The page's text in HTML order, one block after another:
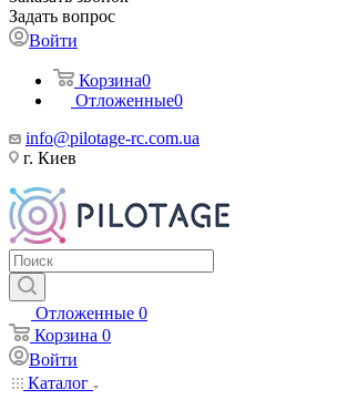
Задать вопрос
Войти
Корзина0
Отложенные0
info@pilotage-rc.com.ua
г. Киев
Отложенные 0
Корзина 0
Войти
Каталог